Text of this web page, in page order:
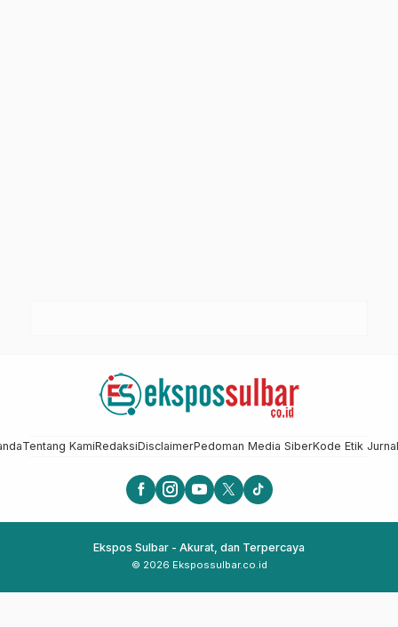
Tentang KamiRedaksiDisclaimerPedoman Media SiberKode Etik
Ekspos Sulbar - Akurat, dan Terpercaya
© 2026 Ekspossulbar.co.id